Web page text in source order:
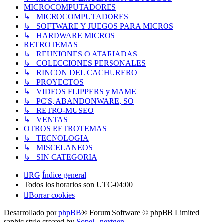
MICROCOMPUTADORES
↳ MICROCOMPUTADORES
↳ SOFTWARE Y JUEGOS PARA MICROS
↳ HARDWARE MICROS
RETROTEMAS
↳ REUNIONES O ATARIADAS
↳ COLECCIONES PERSONALES
↳ RINCON DEL CACHURERO
↳ PROYECTOS
↳ VIDEOS FLIPPERS y MAME
↳ PC'S, ABANDONWARE, SO
↳ RETRO-MUSEO
↳ VENTAS
OTROS RETROTEMAS
↳ TECNOLOGIA
↳ MISCELANEOS
↳ SIN CATEGORIA
RG Índice general
Todos los horarios son UTC-04:00
Borrar cookies
Desarrollado porphpBB® Forum Software © phpBB Limited